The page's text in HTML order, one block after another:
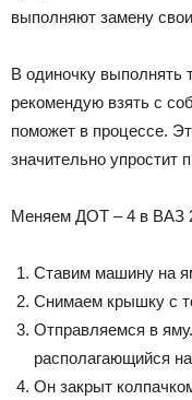
выполняют замену
В одиночку выполнять
рекомендую взять с
поможет в процессе.
значительно упростит
Меняем ДОТ – 4 в ВАЗ
Ставим машину на
Снимаем крышку с
Отправляемся в
располагающийся
Он закрыт